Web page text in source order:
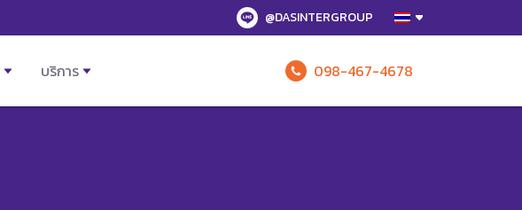
@DASINTERGROUP
บริการ 098-467-4678